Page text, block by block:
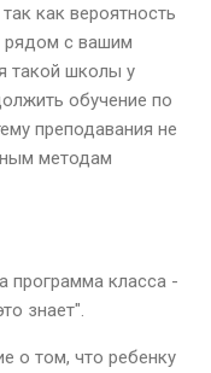
как вероятность
рядом с вашим
такой школы у
обучение по
преподавания не
методам
программа класса -
знает".
о том, что ребенку